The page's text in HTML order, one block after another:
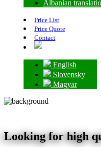
Albanian
Price List
Price Quote
Contact
English
Slovensky
Magyar
Looking for high